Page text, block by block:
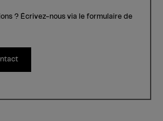
? Écrivez-nous via le formulaire de